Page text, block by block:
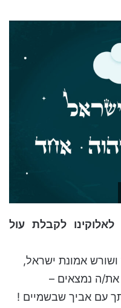
לקבלת עול
ושורש אמונת ישראל,
את/ה נמצאים –
עם אביך שבשמיים !